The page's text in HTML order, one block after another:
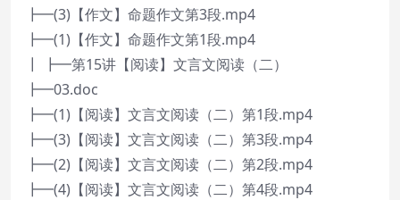
┣━(3)【作文】命题作文第3段.mp4
┣━(1)【作文】命题作文第1段.mp4
┃ ┣━第15讲【阅读】文言文阅读（二）
┣━03.doc
┣━(1)【阅读】文言文阅读（二）第1段.mp4
┣━(3)【阅读】文言文阅读（二）第3段.mp4
┣━(2)【阅读】文言文阅读（二）第2段.mp4
┣━(4)【阅读】文言文阅读（二）第4段.mp4